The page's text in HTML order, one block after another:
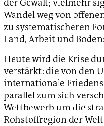
der Gewalt; vielmehr
Wandel weg von
zu systematischeren
Land, Arbeit und
Heute wird die Krise
verstärkt: die von den
internationale
parallel zum sich
Wettbewerb um die
Rohstoffregion der